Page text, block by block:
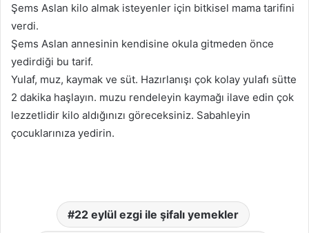
Şems Aslan kilo almak isteyenler için bitkisel mama tarifini
verdi.
Şems Aslan annesinin kendisine okula gitmeden önce
yedirdiği bu tarif.
Yulaf, muz, kaymak ve süt. Hazırlanışı çok kolay yulafı sütte
2 dakika haşlayın. muzu rendeleyin kaymağı ilave edin çok
lezzetlidir kilo aldığınızı göreceksiniz. Sabahleyin
çocuklarınıza yedirin.
22 eylül ezgi ile şifalı yemekler